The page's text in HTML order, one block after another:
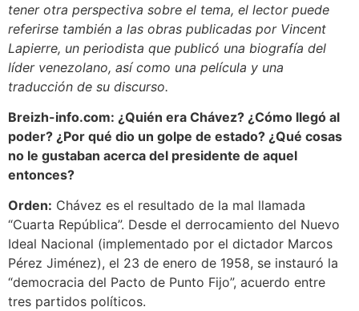
tener otra perspectiva sobre el tema, el lector puede
referirse también a las obras publicadas por Vincent
Lapierre, un periodista que publicó una biografía del
líder venezolano, así como una película y una
traducción de su discurso.
Breizh-info.com: ¿Quién era Chávez? ¿Cómo llegó al
poder? ¿Por qué dio un golpe de estado? ¿Qué cosas
no le gustaban acerca del presidente de aquel
entonces?
Orden: Chávez es el resultado de la mal llamada
“Cuarta República”. Desde el derrocamiento del Nuevo
Ideal Nacional (implementado por el dictador Marcos
Pérez Jiménez), el 23 de enero de 1958, se instauró la
“democracia del Pacto de Punto Fijo”, acuerdo entre
tres partidos políticos.